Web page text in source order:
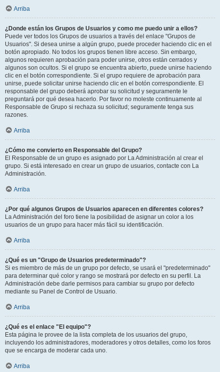
Arriba
¿Donde están los Grupos de Usuarios y como me puedo unir a ellos?
Puede ver todos los Grupos de usuarios a través del enlace "Grupos de
Usuarios". Si desea unirse a algún grupo, puede proceder haciendo clic en el
botón apropiado. No todos los grupos tienen libre acceso. Sin embargo,
algunos requieren aprobación para poder unirse, otros están cerrados y
algunos son ocultos. Si el grupo se encuentra abierto, puede unirse haciendo
clic en el botón correspondiente. Si el grupo requiere de aprobación para
unirse, puede solicitar unirse haciendo clic en el botón correspondiente. El
responsable del grupo deberá aprobar su solicitud y seguramente le
preguntará por qué desea hacerlo. Por favor no moleste continuamente al
Responsable de Grupo si rechaza su solicitud; seguramente tenga sus
razones.
Arriba
¿Cómo me convierto en Responsable del Grupo?
El Responsable de un grupo es asignado por La Administración al crear el
grupo. Si está interesado en crear un grupo de usuarios, contacte con La
Administración.
Arriba
¿Por qué algunos Grupos de Usuarios aparecen en diferentes colores?
La Administración del foro tiene la posibilidad de asignar un color a los
usuarios de un grupo para hacer más fácil su identificación.
Arriba
¿Qué es un "Grupo de Usuarios predeterminado"?
Si es miembro de más de un grupo por defecto, se usará el "predeterminado"
para determinar qué color y rango se mostrará por defecto en su perfil. La
Administración debe darle permisos para cambiar su grupo por defecto
mediante su Panel de Control de Usuario.
Arriba
¿Qué es el enlace "El equipo"?
Esta página le provee de la lista completa de los usuarios del grupo,
incluyendo los administradores, moderadores y otros detalles, como los foros
que se encarga de moderar cada uno.
Arriba